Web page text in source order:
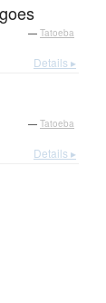
— Tatoeba
Details ▸
— Tatoeba
Details ▸